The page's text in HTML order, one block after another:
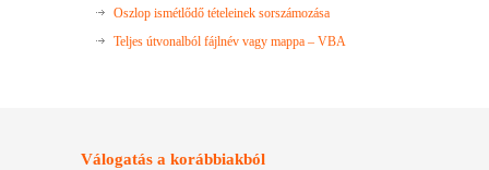
Oszlop ismétlődő tételeinek sorszámozása
Teljes útvonalból fájlnév vagy mappa – VBA
Válogatás a korábbiakból